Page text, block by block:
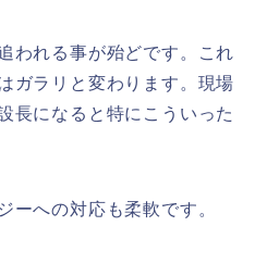
われる事が殆どです。これ
ガラリと変わります。現場
長になると特にこういった
ーへの対応も柔軟です。